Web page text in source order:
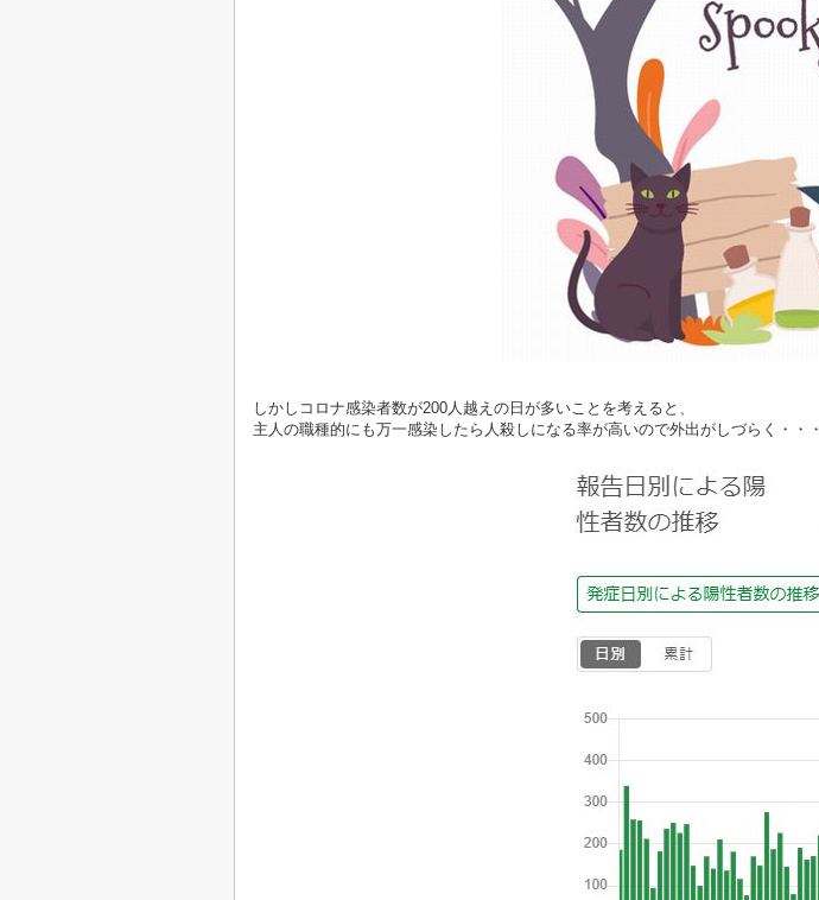
しかしコロナ感染者数が200人越えの日が多いことを考えると、
主人の職種的にも万一感染したら人殺しになる率が高いので外出がしづらく・・・